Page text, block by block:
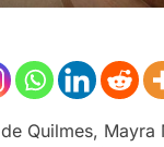
Quilmes, Mayra